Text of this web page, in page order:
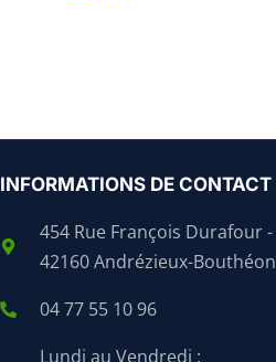
INFORMATIONS DE CONTACT
454 Rue François Durafour -
42160 Andrézieux-Bouthéon
04 77 55 10 96
Lundi au Vendredi :